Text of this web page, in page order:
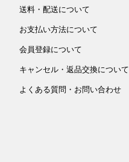
送料・配送について
お支払い方法について
会員登録について
キャンセル・返品交換について
よくある質問・お問い合わせ